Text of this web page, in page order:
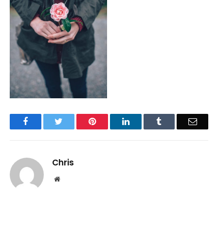
Facebook Pinterest LinkedIn Email
Chris
Website